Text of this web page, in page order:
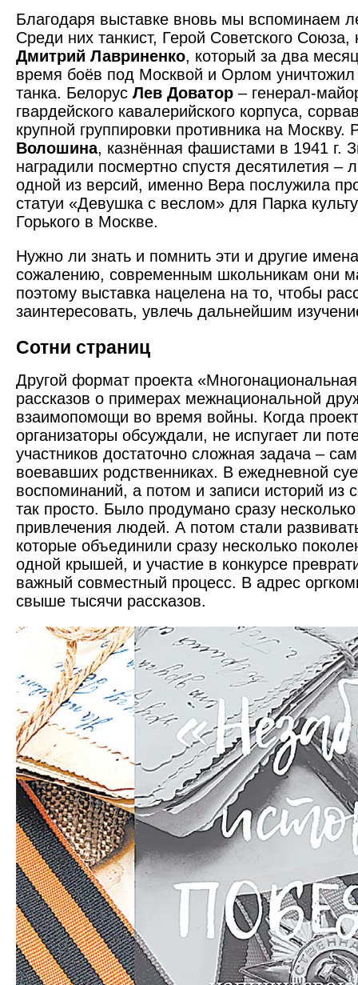
Благодаря выставке вновь мы вспоминаем
Среди них танкист, Герой Совет­ского Союза,
Дмитрий Лавриненко, который за два
время боёв под Москвой и Орлом
танка. Белорус Лев Доватор – генерал-
гвардейского кавалерийского корпуса,
крупной группировки противника на Москву.
Волошина, казнённая фашистами в 1941 г.
наградили посмертно спустя десятилетия
одной из версий, именно Вера послужила
статуи «Девушка с веслом» для Парка
Горького в Москве.
Нужно ли знать и помнить эти и другие
сожалению, современным школьникам они
поэтому выставка нацелена на то, чтобы
заинтересовать, увлечь дальнейшим
Сотни страниц
Другой формат проекта
рассказов о примерах межнациональной
взаимопомощи во время войны. Когда
организаторы обсуждали, не испугает ли
участников достаточно сложная задача –
воевавших родственниках. В ежедневной
воспоминаний, а потом и записи историй из
так просто. Было продумано сразу
привлечения людей. А потом стали
которые объединили сразу несколько
одной крышей, и участие в конкурсе
важный совместный процесс. В адрес
свыше тысячи рассказов.